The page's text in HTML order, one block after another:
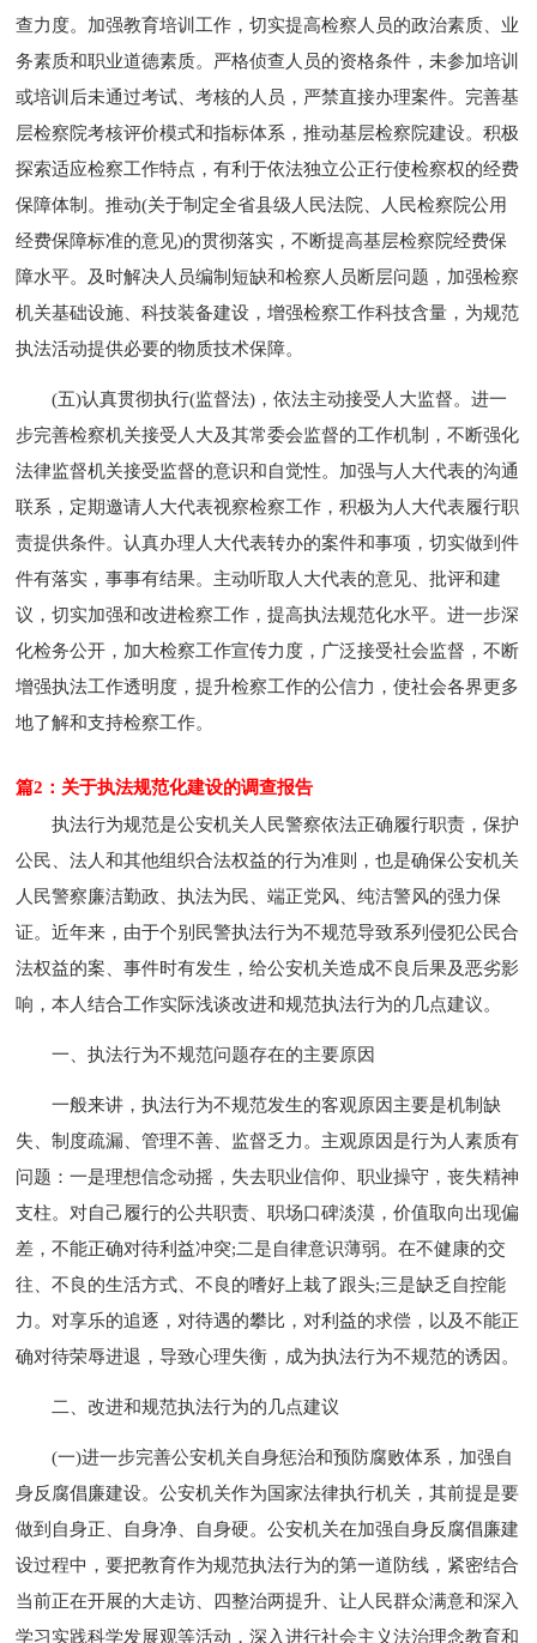
查力度。加强教育培训工作，切实提高检察人员的政治素质、业
务素质和职业道德素质。严格侦查人员的资格条件，未参加培训
或培训后未通过考试、考核的人员，严禁直接办理案件。完善基
层检察院考核评价模式和指标体系，推动基层检察院建设。积极
探索适应检察工作特点，有利于依法独立公正行使检察权的经费
保障体制。推动(关于制定全省县级人民法院、人民检察院公用
经费保障标准的意见)的贯彻落实，不断提高基层检察院经费保
障水平。及时解决人员编制短缺和检察人员断层问题，加强检察
机关基础设施、科技装备建设，增强检察工作科技含量，为规范
执法活动提供必要的物质技术保障。
(五)认真贯彻执行(监督法)，依法主动接受人大监督。进一
步完善检察机关接受人大及其常委会监督的工作机制，不断强化
法律监督机关接受监督的意识和自觉性。加强与人大代表的沟通
联系，定期邀请人大代表视察检察工作，积极为人大代表履行职
责提供条件。认真办理人大代表转办的案件和事项，切实做到件
件有落实，事事有结果。主动听取人大代表的意见、批评和建
议，切实加强和改进检察工作，提高执法规范化水平。进一步深
化检务公开，加大检察工作宣传力度，广泛接受社会监督，不断
增强执法工作透明度，提升检察工作的公信力，使社会各界更多
地了解和支持检察工作。
篇2：关于执法规范化建设的调查报告
执法行为规范是公安机关人民警察依法正确履行职责，保护
公民、法人和其他组织合法权益的行为准则，也是确保公安机关
人民警察廉洁勤政、执法为民、端正党风、纯洁警风的强力保
证。近年来，由于个别民警执法行为不规范导致系列侵犯公民合
法权益的案、事件时有发生，给公安机关造成不良后果及恶劣影
响，本人结合工作实际浅谈改进和规范执法行为的几点建议。
一、执法行为不规范问题存在的主要原因
一般来讲，执法行为不规范发生的客观原因主要是机制缺
失、制度疏漏、管理不善、监督乏力。主观原因是行为人素质有
问题：一是理想信念动摇，失去职业信仰、职业操守，丧失精神
支柱。对自己履行的公共职责、职场口碑淡漠，价值取向出现偏
差，不能正确对待利益冲突;二是自律意识薄弱。在不健康的交
往、不良的生活方式、不良的嗜好上栽了跟头;三是缺乏自控能
力。对享乐的追逐，对待遇的攀比，对利益的求偿，以及不能正
确对待荣辱进退，导致心理失衡，成为执法行为不规范的诱因。
二、改进和规范执法行为的几点建议
(一)进一步完善公安机关自身惩治和预防腐败体系，加强自
身反腐倡廉建设。公安机关作为国家法律执行机关，其前提是要
做到自身正、自身净、自身硬。公安机关在加强自身反腐倡廉建
设过程中，要把教育作为规范执法行为的第一道防线，紧密结合
当前正在开展的大走访、四整治两提升、让人民群众满意和深入
学习实践科学发展观等活动，深入进行社会主义法治理念教育和